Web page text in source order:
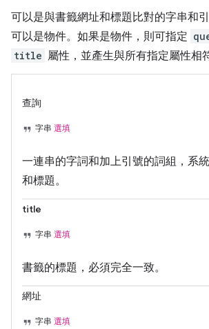
可以是與書籤網址和標題比對的字串和
可以是物件。如果是物件，則可指定
title 屬性，並產生與所有指定屬性相
查詢
字串 選填
一連串的字詞和加上引號的詞組，系
和標題。
title
字串 選填
書籤的標題，必須完全一致。
網址
字串 選填